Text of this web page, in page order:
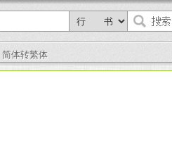
简体转繁体